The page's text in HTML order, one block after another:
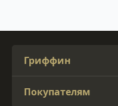
Гриффин
Покупателям